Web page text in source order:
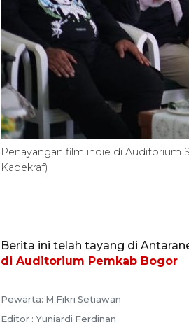
Penayangan film indie di Auditorium
Kabekraf)
Berita ini telah tayang di
di Auditorium Pemkab Bogor
Pewarta: M Fikri Setiawan
Editor : Yuniardi Ferdinan